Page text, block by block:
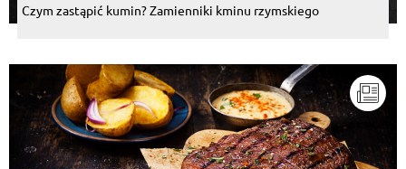
Czym zastąpić kumin? Zamienniki kminu rzymskiego